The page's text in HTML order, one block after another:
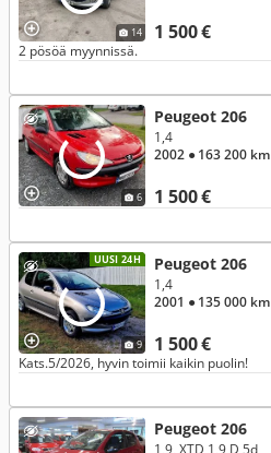
14 1 500 €
2 pösöä myynnissä.
6
Peugeot 206
1 500 €
1,4
2002 ● 163 200 km
UUSI 24H
9
Peugeot 206
1 500 €
1,4
2001 ● 135 000 km
Kats.5/2026, hyvin toimii kaikin puolin!
Peugeot 206
1,9, XTD 1,9 D 5d